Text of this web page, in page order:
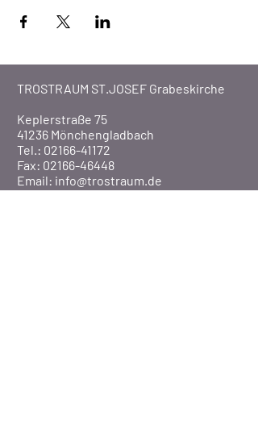
TROSTRAUM ST.JOSEF Grabeskirche
Keplerstraße 75
41236 Mönchengladbach
Tel.: 02166-41172
Fax: 02166-46448
Email: info@trostraum.de
Website: www.trostraum.de